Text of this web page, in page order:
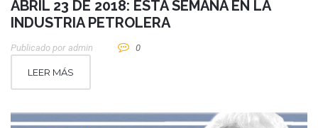
ABRIL 23 DE 2018: ESTA SEMANA EN LA
INDUSTRIA PETROLERA
Publicado por Admin 0
LEER MÁS